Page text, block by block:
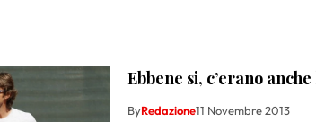
Ebbene si, c’erano
ByRedazione11 Novembre 2013